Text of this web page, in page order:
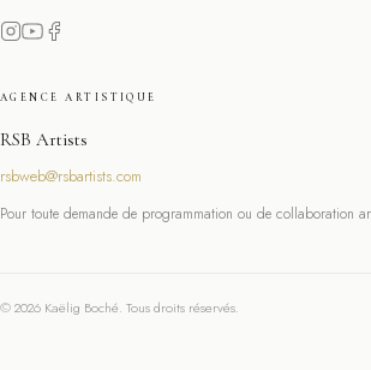
AGENCE ARTISTIQUE
RSB Artists
rsbweb@rsbartists.com
Pour toute demande de programmation ou de collaboration
© 2026 Kaëlig Boché. Tous droits réservés.